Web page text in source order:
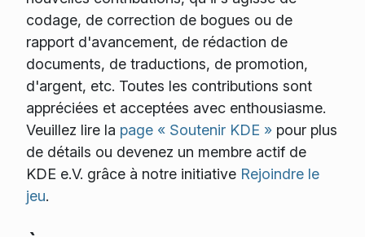
codage, de correction de bogues ou de
rapport d'avancement, de rédaction de
documents, de traductions, de promotion,
d'argent, etc. Toutes les contributions sont
appréciées et acceptées avec enthousiasme.
Veuillez lire la page « Soutenir KDE »pour plus
de détails ou devenez un membre actif de
KDE e.V. grâce à notre initiative Rejoindre le
jeu.